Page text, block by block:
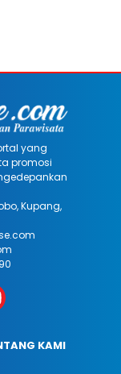
yang
promosi
Kupang,
KAMI